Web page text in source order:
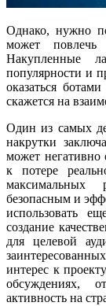
Однако, нужно
может повлечь
Накупленные
популярности и
оказаться
скажется на
Один из самых
накрутки
может негативно
к потере
максимальных
безопасным и
использовать
создание
для целевой
интерес к
обсуждениях,
активность на